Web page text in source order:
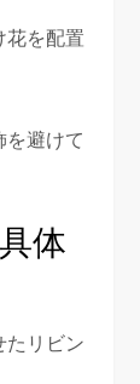
花を配置
を避けて
体
たリビン